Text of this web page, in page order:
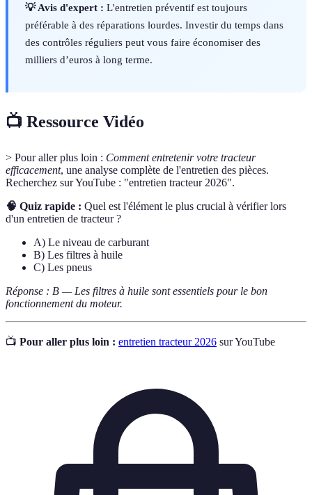
💡 Avis d'expert : L'entretien préventif est toujours
préférable à des réparations lourdes. Investir du temps dans
des contrôles réguliers peut vous faire économiser des
milliers d’euros à long terme.
📺 Ressource Vidéo
> Pour aller plus loin : Comment entretenir votre tracteur
efficacement, une analyse complète de l'entretien des pièces.
Recherchez sur YouTube : "entretien tracteur 2026".
🧠 Quiz rapide : Quel est l'élément le plus crucial à vérifier lors
d'un entretien de tracteur ?
A) Le niveau de carburant
B) Les filtres à huile
C) Les pneus
Réponse : B — Les filtres à huile sont essentiels pour le bon
fonctionnement du moteur.
📺 Pour aller plus loin : entretien tracteur 2026 sur YouTube